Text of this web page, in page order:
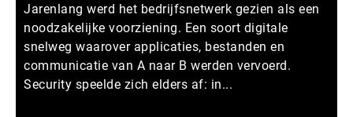
Jarenlang werd het bedrijfsnetwerk gezien als een
noodzakelijke voorziening. Een soort digitale
snelweg waarover applicaties, bestanden en
communicatie van A naar B werden vervoerd.
Security speelde zich elders af: in...